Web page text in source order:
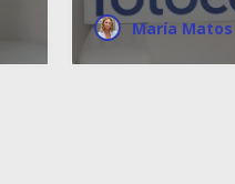
María Matos